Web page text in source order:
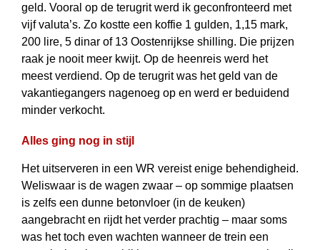
geld. Vooral op de terugrit werd ik geconfronteerd met
vijf valuta’s. Zo kostte een koffie 1 gulden, 1,15 mark,
200 lire, 5 dinar of 13 Oostenrijkse shilling. Die prijzen
raak je nooit meer kwijt. Op de heenreis werd het
meest verdiend. Op de terugrit was het geld van de
vakantiegangers nagenoeg op en werd er beduidend
minder verkocht.
Alles ging nog in stijl
Het uitserveren in een WR vereist enige behendigheid.
Weliswaar is de wagen zwaar – op sommige plaatsen
is zelfs een dunne betonvloer (in de keuken)
aangebracht en rijdt het verder prachtig – maar soms
was het toch even wachten wanneer de trein een